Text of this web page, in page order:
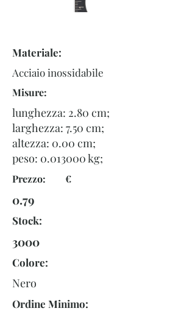
Materiale:
Acciaio inossidabile
Misure:
lunghezza: 2.80 cm;
larghezza: 7.50 cm;
altezza: 0.00 cm;
peso: 0.013000kg;
Prezzo: €
0.79
Stock:
3000
Colore:
Nero
Ordine Minimo: